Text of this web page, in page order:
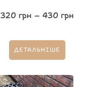
320 грн – 430 грн
ДЕТАЛЬНІШЕ